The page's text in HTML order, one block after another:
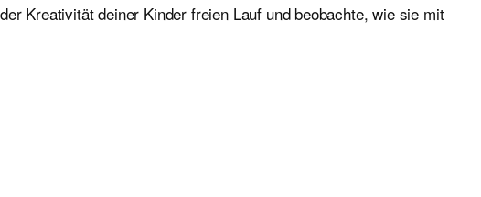
Kreativität deiner Kinder freien Lauf und beobachte, wie sie mit